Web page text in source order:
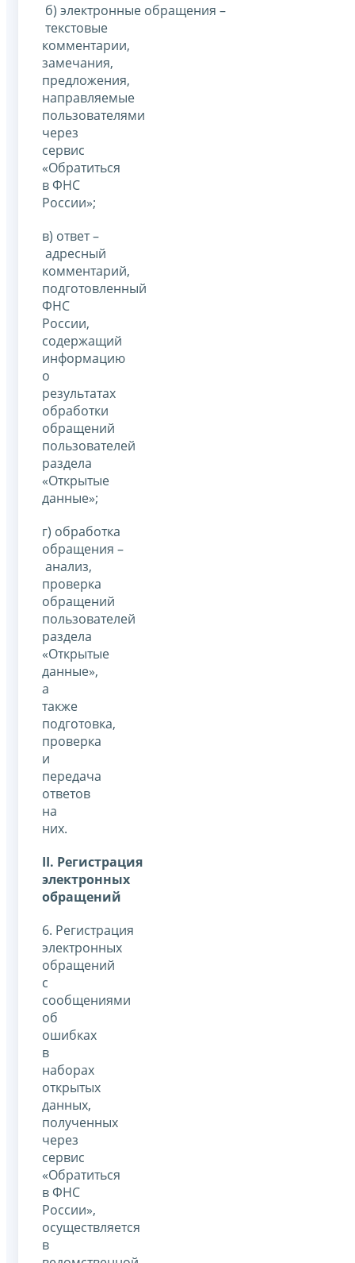
б) электронные обращения –
текстовые
комментарии,
замечания,
предложения,
направляемые
пользователями
через
сервис
«Обратиться
в ФНС
России»;
в) ответ –
адресный
комментарий,
подготовленный
ФНС
России,
содержащий
информацию
о
результатах
обработки
обращений
пользователей
раздела
«Открытые
данные»;
г) обработка
обращения –
анализ,
проверка
обращений
пользователей
раздела
«Открытые
данные»,
а
также
подготовка,
проверка
и
передача
ответов
на
них.
II. Регистрация
электронных
обращений
6. Регистрация
электронных
обращений
с
сообщениями
об
ошибках
в
наборах
открытых
данных,
полученных
через
сервис
«Обратиться
в ФНС
России»,
осуществляется
в